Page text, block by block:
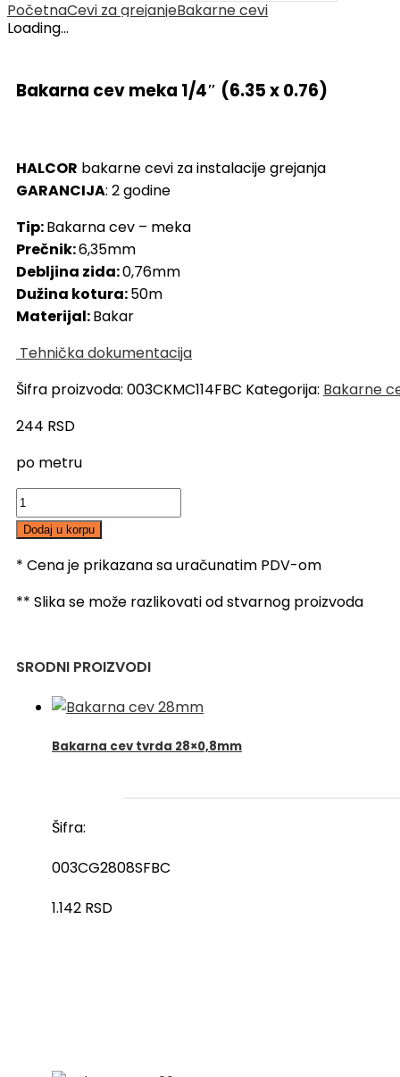
PočetnaCevi za grejanjeBakarne cevi
Loading...
Bakarna cev meka 1/4″ (6.35 x 0.76)
HALCOR bakarne cevi za instalacije grejanja
GARANCIJA: 2 godine
Tip:Bakarna cev – meka
Prečnik:6,35mm
Debljina zida:0,76mm
Dužina kotura:50m
Materijal:Bakar
Tehnička dokumentacija
Šifra proizvoda: 003CKMC114FBC Kategorija: Bakarne
244 RSD
po metru
Bakarna
cev
meka
1/4"
Dodaj u korpu
* Cena je prikazana sa uračunatim PDV-om
** Slika se može razlikovati od stvarnog proizvoda
SRODNI PROIZVODI
Bakarna cev tvrda 28×0,8mm
Šifra:
003CG2808SFBC
1.142 RSD